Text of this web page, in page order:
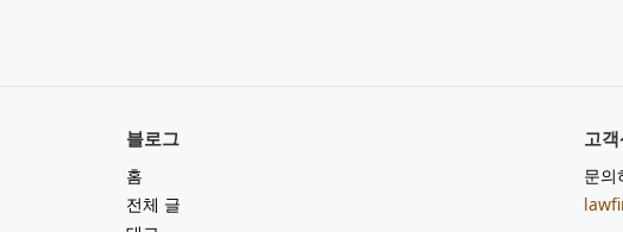
블로그
홈
전체 글
고
문의